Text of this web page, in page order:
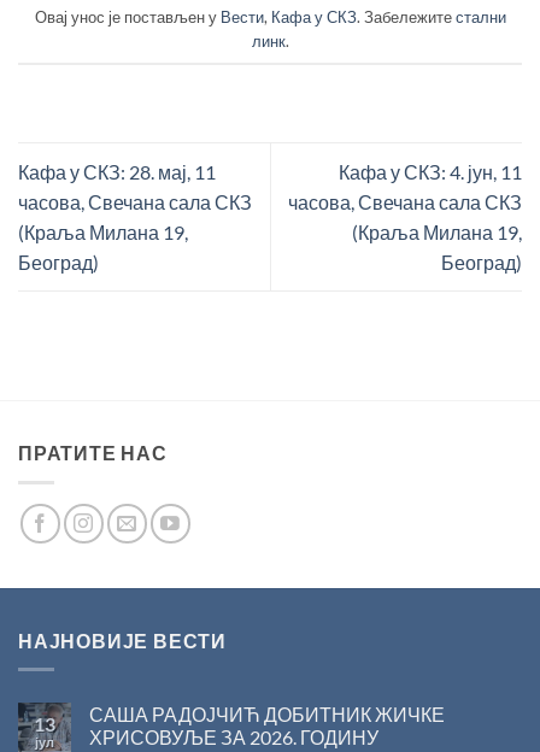
Овај унос је постављен у Вести, Кафа у СКЗ. Забележитестални
линк.
Кафа у СКЗ: 28. мај, 11
часова, Свечана сала СКЗ
(Краља Милана 19,
Београд)
Кафа у СКЗ: 4. јун, 11
часова, Свечана сала СКЗ
(Краља Милана 19,
Београд)
ПРАТИТЕ НАС
НАЈНОВИЈЕ ВЕСТИ
13
јул
САША РАДОЈЧИЋ ДОБИТНИК ЖИЧКЕ
ХРИСОВУЉЕ ЗА 2026. ГОДИНУ